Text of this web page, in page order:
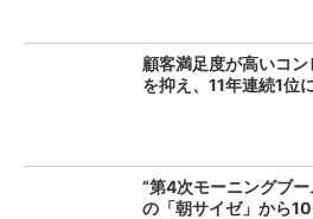
顧客満足度が高いコ
を抑え、11年連続1位
“第4次モーニングブ
の「朝サイゼ」から